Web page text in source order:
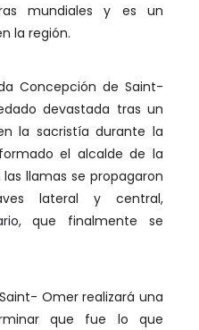
mundiales y es un
la región.
Concepción de Saint-
devastada tras un
la sacristía durante la
el alcalde de la
llamas se propagaron
lateral y central,
que finalmente se
Omer realizará una
que fue lo que